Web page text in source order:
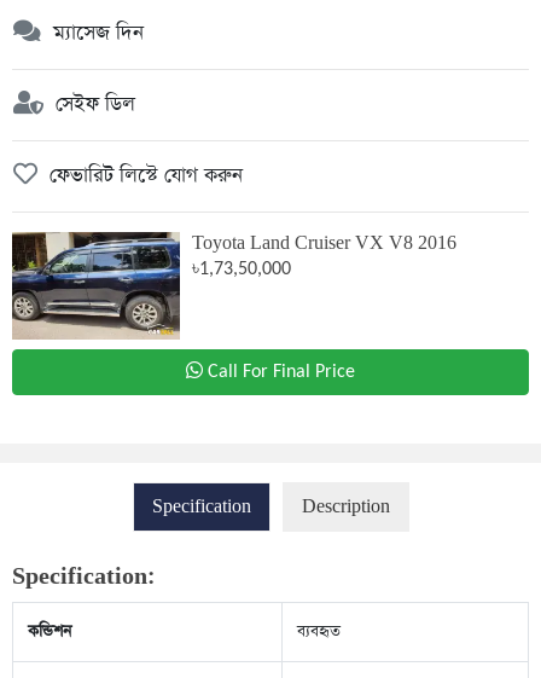
ম্যাসেজ দিন
সেইফ ডিল
ফেভারিট লিস্টে যোগ করুন
Toyota Land Cruiser VX V8 2016
৳1,73,50,000
Call For Final Price
Specification Description
Specification:
কন্ডিশন ব্যবহৃত